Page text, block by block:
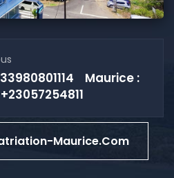
Maurice :
+23057254811
Maurice.com